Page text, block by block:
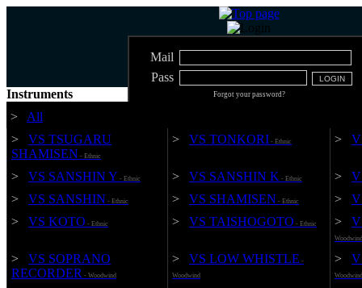
Mail
Pass
Forgot your password?
Instruments
> All
> VS TSUGARU
SHAMISEN - Ethnic
> VS TONKORI - Ethnic >
> VS SANSHIN Y - Ethnic > VS SANSHIN K - Ethnic >
> VS SANSHIN - Ethnic > VS SHAMISEN - Ethnic >
> VS KOTO - Ethnic > VS TAISHOGOTO - Ethnic >
Woodwind
> VS SOPRANO
RECORDER - Woodwind
> VS LOW WHISTLE -
Woodwind
>
Woodwind